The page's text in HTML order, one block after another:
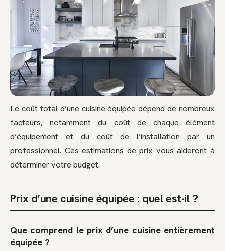
Le coût total d’une cuisine équipée dépend de nombreux
facteurs, notamment du coût de chaque élément
d’équipement et du coût de l’installation par un
professionnel. Ces estimations de prix vous aideront à
déterminer votre budget.
Prix d’une cuisine équipée : quel est-il ?
Que comprend le prix d’une cuisine entièrement
équipée ?